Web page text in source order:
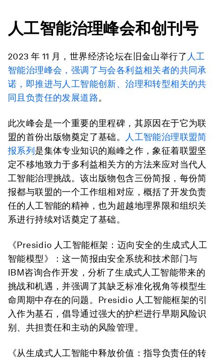
人工智能治理峰会和创刊号
2023 年 11 月，世界经济论坛在旧金山举行了 人工
智能治理峰会，强调了与会各利益相关者的共同承
诺，即推进与人工智能创新、治理和转型相关的共
同且负责任的发展道路。
此次峰会是一个重要的里程碑，其原因在于它为联
盟的首份出版物奠定了基础。
人工智能治理联盟简
报系列 是集体专业知识的巅峰之作，象征着联盟坚
定不移地致力于多利益相关方的方法来应对当代人
工智能治理挑战。该出版物包含三份简报，每份简
报都与联盟的一个工作组相对应，概括了开发负责
任的人工智能的精神，也为超越地理界限和组织关
系进行持续对话奠定了基础。
《Presidio 人工智能框架：迈向安全的生成式人工
智能模型》
：这一简报由安全系统和技术部门与
IBM咨询合作开发，分析了生成式人工智能带来的
挑战和机遇，并强调了其缺乏标准化视角等模型生
命周期中存在的问题。Presidio 人工智能框架的引
入作为基石，倡导通过强大的护栏进行早期风险识
别、共担责任和主动的风险管理。
《从生成式人工智能中释放价值：指导负责任的转